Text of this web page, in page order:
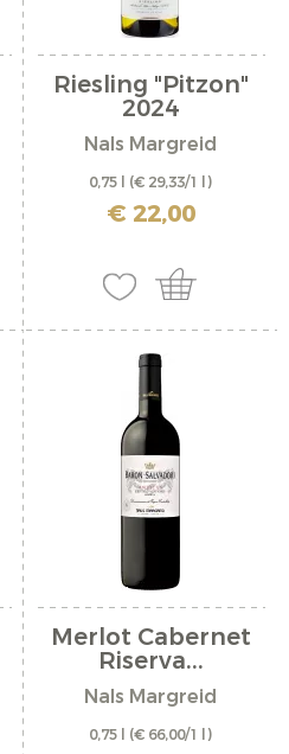
Riesling "Pitzon"
2024
Nals Margreid
0,75 l (€ 29,33/1 l)
inkl. MwSt. zzgl. Versandkosten
€ 22,00
Merlot Cabernet
Riserva...
Nals Margreid
0,75 l (€ 66,00/1 l)